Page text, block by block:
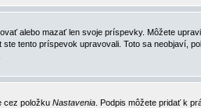
alebo mazať len svoje príspevky. Môžete
tento príspevok upravovali. Toto sa neobjaví,
cez položku Nastavenia . Podpis môžete pridať k